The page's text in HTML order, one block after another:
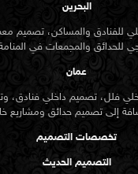
البحرين
للفنادق والمساكن، تصميم
عمان
فلل، تصميم داخلي
تخصصات التصميم
التصميم الحديث